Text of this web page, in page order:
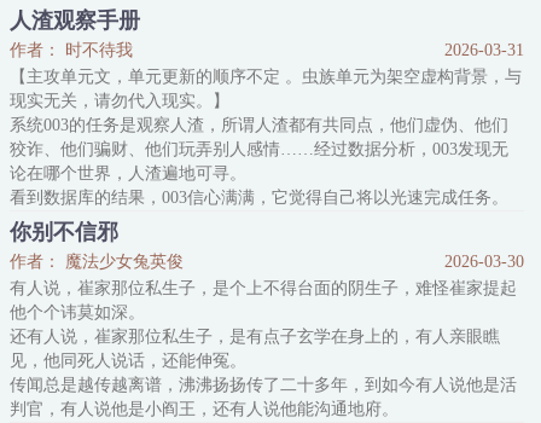
系统笑了。
没有告诉宿主的是，祂们心底里最阴暗的欲望是狠狠的占有他，锁住
他，弄哭他，让他的视线之中只有祂一人。
【完颜团里的废物新人】
池雉然是空降进出道团的新人，唱跳俱废不说，还带着一身酒气夜不
归宿，团里的剩下三个人都觉得他是靠身体上位，出卖色相，纷纷面
露不屑的和他划
人渣观察手册
作者： 时不待我
2026-03-31
【主攻单元文，单元更新的顺序不定 。虫族单元为架空虚构背景，与
现实无关，请勿代入现实。】
系统003的任务是观察人渣，所谓人渣都有共同点，他们虚伪、他们
狡诈、他们骗财、他们玩弄别人感情……经过数据分析，003发现无
论在哪个世界，人渣遍地可寻。
看到数据库的结果，003信心满满，它觉得自己将以光速完成任务。
【单元一：学霸攻vs富二代受】
【单元二：雄虫攻vs雌虫受】
【单元三：明星攻vs阴沉受】
其他世界待定~
内容标签：情有独钟 天作之合 快穿 日久生情 单元文
搜索关键字：主角：很多攻
你别不信邪
作者： 魔法少女兔英俊
2026-03-30
有人说，崔家那位私生子，是个上不得台面的阴生子，难怪崔家提起
他个个讳莫如深。
还有人说，崔家那位私生子，是有点子玄学在身上的，有人亲眼瞧
见，他同死人说话，还能伸冤。
传闻总是越传越离谱，沸沸扬扬传了二十多年，到如今有人说他是活
判官，有人说他是小阎王，还有人说他能沟通地府。